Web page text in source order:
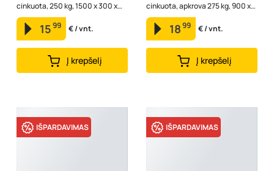
cinkuota, 250 kg, 1500 x 300 x
750 mm, TC-035
1599 € / vnt.
Į krepšelį
cinkuota, apkrova 275 kg, 900 x
400 x 1800 mm
1899 € / vnt.
Į krepšelį
IŠPARDAVIMAS IŠPARDAVIMAS